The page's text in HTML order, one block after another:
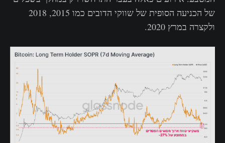
של הכניעה הסופית של שווקי הדובים כמו 2015, 2018
ולקצרה במרץ 2020.